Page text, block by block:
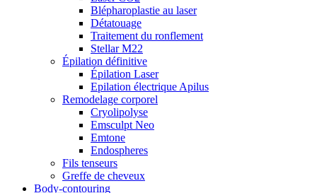
Blépharoplastie au laser
Détatouage
Traitement du ronflement
Stellar M22
Épilation définitive
Épilation Laser
Epilation électrique Apilus
Remodelage corporel
Cryolipolyse
Emsculpt Neo
Emtone
Endospheres
Fils tenseurs
Greffe de cheveux
Body-contouring